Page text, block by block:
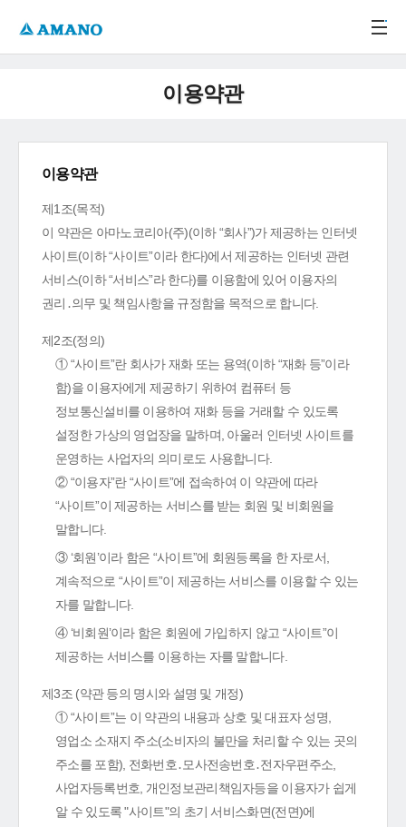
이용약관
이용약관
제1조(목적)
이 약관은 아마노코리아(주)(이하 “회사”)가 제공하는 인터넷
사이트(이하 “사이트”이라 한다)에서 제공하는 인터넷 관련
서비스(이하 “서비스”라 한다)를 이용함에 있어 이용자의
권리․의무 및 책임사항을 규정함을 목적으로 합니다.
제2조(정의)
① “사이트”란 회사가 재화 또는 용역(이하 “재화 등”이라
함)을 이용자에게 제공하기 위하여 컴퓨터 등
정보통신설비를 이용하여 재화 등을 거래할 수 있도록
설정한 가상의 영업장을 말하며, 아울러 인터넷 사이트를
운영하는 사업자의 의미로도 사용합니다.
② “이용자”란 “사이트”에 접속하여 이 약관에 따라
“사이트”이 제공하는 서비스를 받는 회원 및 비회원을
말합니다.
③ ‘회원’이라 함은 “사이트”에 회원등록을 한 자로서,
계속적으로 “사이트”이 제공하는 서비스를 이용할 수 있는
자를 말합니다.
④ ‘비회원’이라 함은 회원에 가입하지 않고 “사이트”이
제공하는 서비스를 이용하는 자를 말합니다.
제3조 (약관 등의 명시와 설명 및 개정)
① “사이트”는 이 약관의 내용과 상호 및 대표자 성명,
영업소 소재지 주소(소비자의 불만을 처리할 수 있는 곳의
주소를 포함), 전화번호․모사전송번호․전자우편주소,
사업자등록번호, 개인정보관리책임자등을 이용자가 쉽게
알 수 있도록 "사이트"의 초기 서비스화면(전면)에